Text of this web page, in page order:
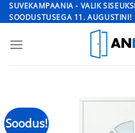
Skip
to
SUVEKAMPAANIA - VALIK
SOODUSTUSEGA 11. AUGUSTINI!
Soodus!